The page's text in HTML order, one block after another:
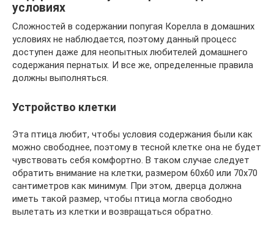
условиях
Сложностей в содержании попугая Корелла в домашних
условиях не наблюдается, поэтому данный процесс
доступен даже для неопытных любителей домашнего
содержания пернатых. И все же, определенные правила
должны выполняться.
Устройство клетки
Эта птица любит, чтобы условия содержания были как
можно свободнее, поэтому в тесной клетке она не будет
чувствовать себя комфортно. В таком случае следует
обратить внимание на клетки, размером 60х60 или 70х70
сантиметров как минимум. При этом, дверца должна
иметь такой размер, чтобы птица могла свободно
вылетать из клетки и возвращаться обратно.